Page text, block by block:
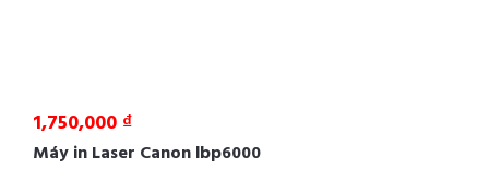
1,750,000 ₫
Máy in Laser Canon lbp6000